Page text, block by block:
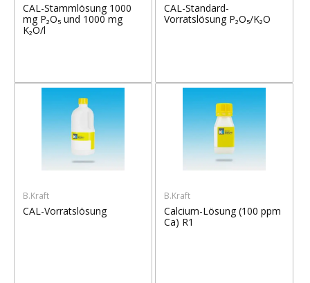
CAL-Stammlösung 1000
mg P₂O₅ und 1000 mg
K₂O/l
CAL-Standard-
Vorratslösung P₂O₅/K₂O
B.Kraft
CAL-Vorratslösung
B.Kraft
Calcium-Lösung (100 ppm
Ca) R1